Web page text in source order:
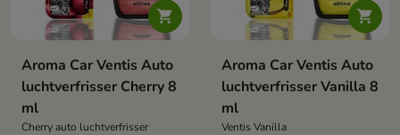

Aroma Car Ventis Auto
luchtverfrisser Cherry 8
ml
Cherry auto luchtverfrisser

Aroma Car Ventis Auto
luchtverfrisser Vanilla 8
ml
Ventis Vanilla